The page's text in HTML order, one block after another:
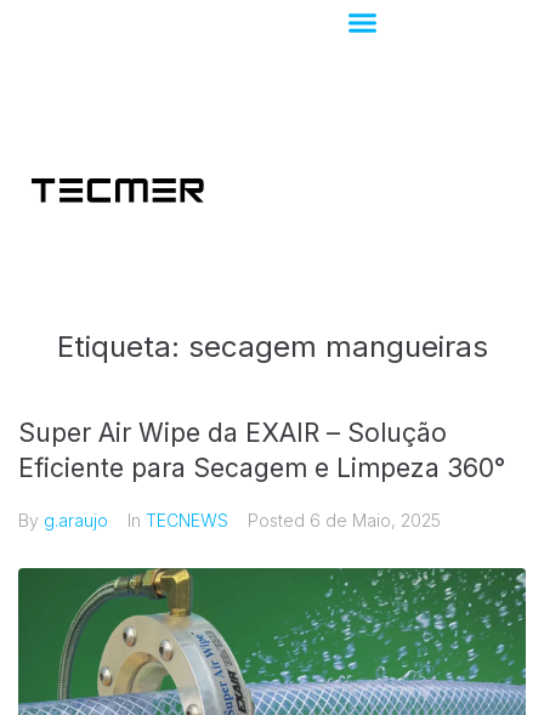
Etiqueta: secagem mangueiras
Super Air Wipe da EXAIR – Solução
Eficiente para Secagem e Limpeza 360°
By g.araujo In TECNEWS Posted 6 de Maio, 2025